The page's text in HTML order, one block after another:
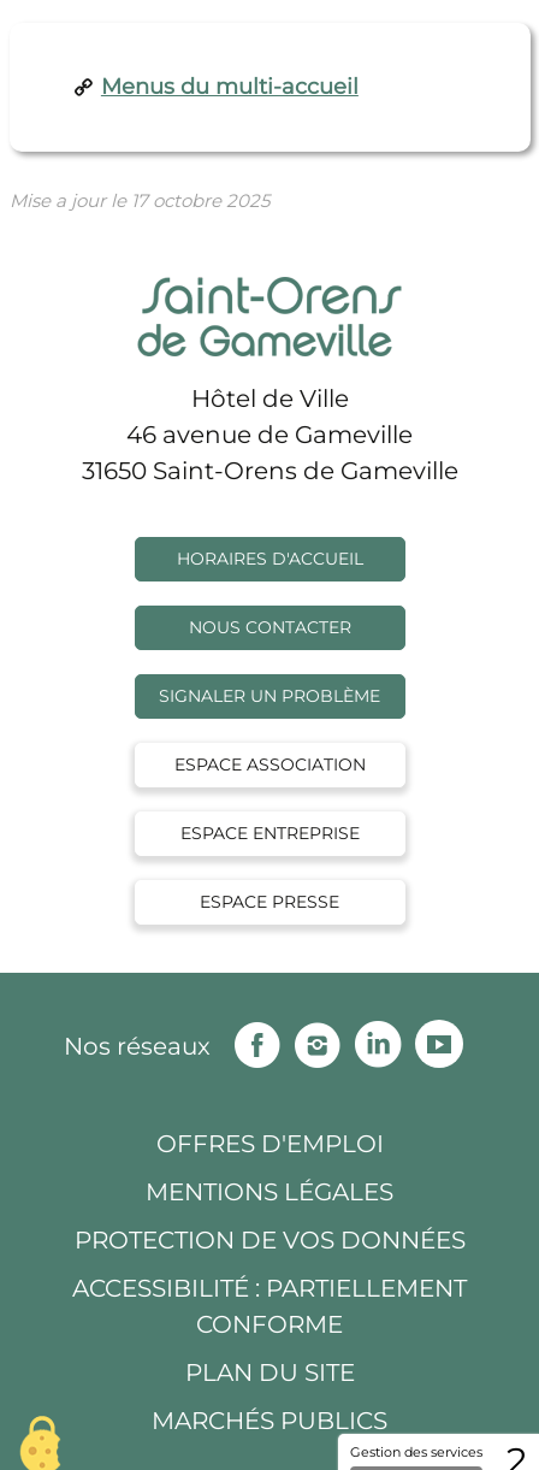
Gestion des services 2
Menus du multi-accueil
Mise a jour le 17 octobre 2025
Hôtel de Ville
46 avenue de Gameville
31650 Saint-Orens de Gameville
HORAIRES D'ACCUEIL
NOUS CONTACTER
SIGNALER UN PROBLÈME
ESPACE ASSOCIATION
ESPACE ENTREPRISE
ESPACE PRESSE
Nos réseaux
FacebookInstagramLinkedin
OFFRES D'EMPLOI
MENTIONS LÉGALES
PROTECTION DE VOS DONNÉES
ACCESSIBILITÉ : PARTIELLEMENT
CONFORME
PLAN DU SITE
MARCHÉS PUBLICS